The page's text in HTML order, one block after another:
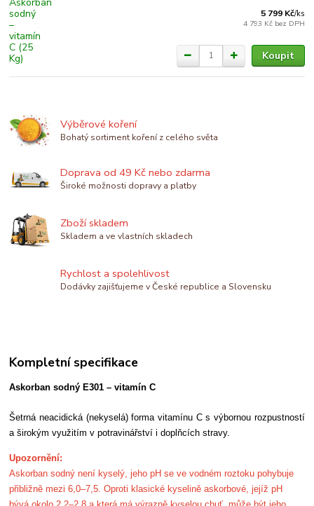
5 799 Kč/ks
4 793 Kč bez DPH
Koupit
Výběrové koření
Bohatý sortiment koření z celého světa
Doprava od 49 Kč nebo zdarma
Široké možnosti dopravy a platby
Zboží skladem
Skladem a ve vlastních skladech
Rychlost a spolehlivost
Dodávky zajišťujeme v České republice a Slovensku
Kompletní specifikace
Askorban sodný E301 – vitamín C
Šetrná neacidická (nekyselá) forma vitamínu C s výbornou rozpustností
a širokým využitím v potravinářství i doplňcích stravy.
Upozornění:
Askorban sodný není kyselý, jeho pH se ve vodném roztoku pohybuje
přibližně mezi 6,0–7,5. Oproti klasické kyselině askorbové, jejíž pH